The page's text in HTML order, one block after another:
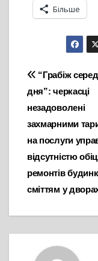
Більше
записів
“Грабіж
дня”: черкасці
незадоволені
захмарними
на послуги
відсутністю
ремонтів
сміттям у